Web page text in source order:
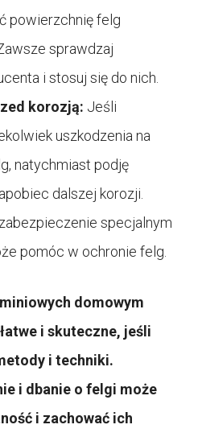
powierzchnię felg
sprawdzaj
i stosuj się do nich.
korozją: Jeśli
uszkodzenia na
natychmiast podję
dalszej korozji.
specjalnym
pomóc w ochronie felg.
domowym
i skuteczne, jeśli
i techniki.
i dbanie o felgi może
i zachować ich